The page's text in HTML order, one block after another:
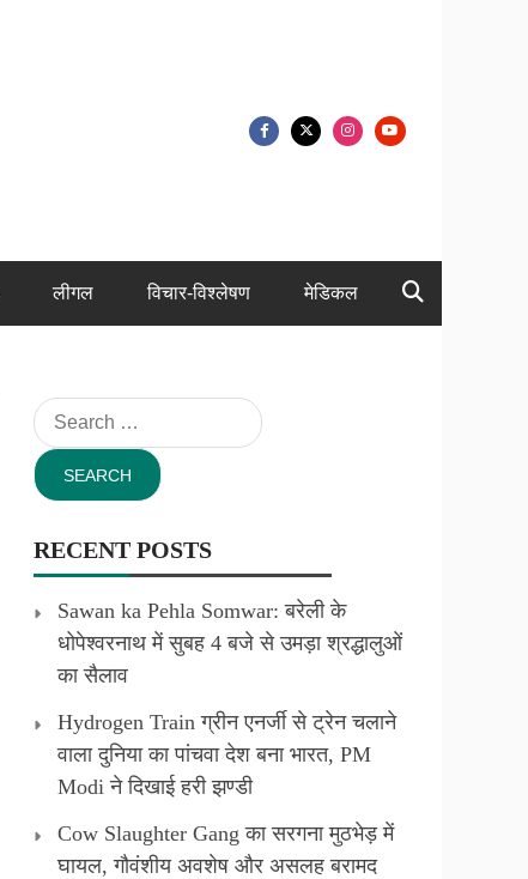
लीगल विचार-विश्लेषण मेडिकल
Search
for:
RECENT POSTS
Sawan ka Pehla Somwar: बरेली के
धोपेश्वरनाथ में सुबह 4 बजे से उमड़ा श्रद्धालुओं
का सैलाव
Hydrogen Train ग्रीन एनर्जी से ट्रेन चलाने
वाला दुनिया का पांचवा देश बना भारत, PM
Modi ने दिखाई हरी झण्डी
Cow Slaughter Gang का सरगना मुठभेड़ में
घायल, गौवंशीय अवशेष और असलह बरामद